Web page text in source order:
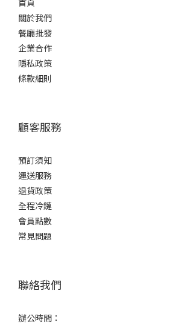
首頁
關於我們
餐廳批發
企業合作
隱私政策
條款細則
顧客服務
預訂須知
運送服務
退貨政策
全程冷鏈
會員點數
常見問題
聯絡我們
辦公時間：